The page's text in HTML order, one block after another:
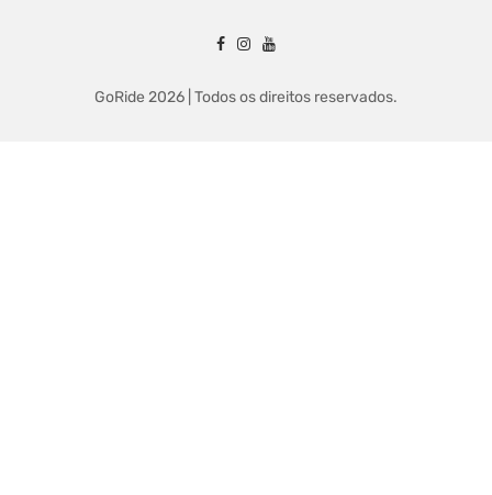
GoRide 2026 | Todos os direitos reservados.